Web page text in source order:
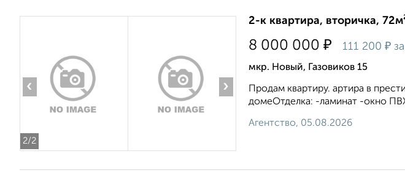
2/2
‹ ›
2-к квартира, вторичка,
8 000 000 ₽ 111 200 ₽
мкр. Новый, Газовиков 15
Продам квартиру. артира в
домеОтделка: -ламинат -окно
Агентство, 05.08.2026